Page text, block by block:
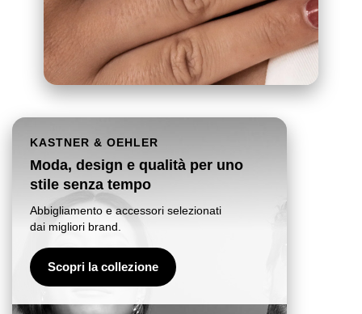
KASTNER & OEHLER
Moda, design e qualità per uno
stile senza tempo
Abbigliamento e accessori selezionati
dai migliori brand.
Scopri la collezione